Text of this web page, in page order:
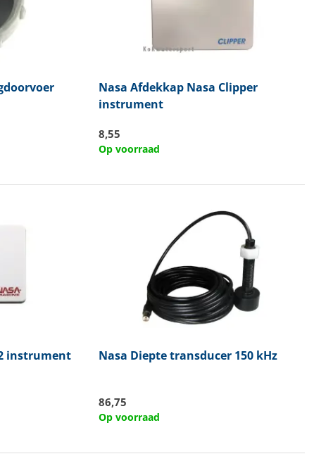
Nasa Afdekkap Nasa Clipper
instrument
8,55
Op voorraad
instrument Nasa Diepte transducer 150 kHz
86,75
Op voorraad